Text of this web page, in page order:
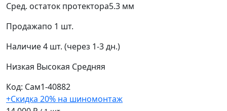
Сред. остаток протектора5.3 мм
Продажапо 1 шт.
Наличие4 шт. (через 1-3 дн.)
Низкая Высокая Средняя
Код: Сам1-40882
+Скидка 20% на шиномонтаж